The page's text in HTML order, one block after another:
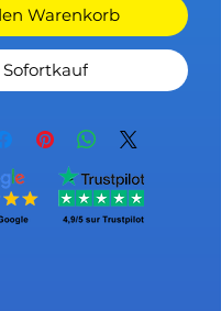
Warenkorb
Sofortkauf